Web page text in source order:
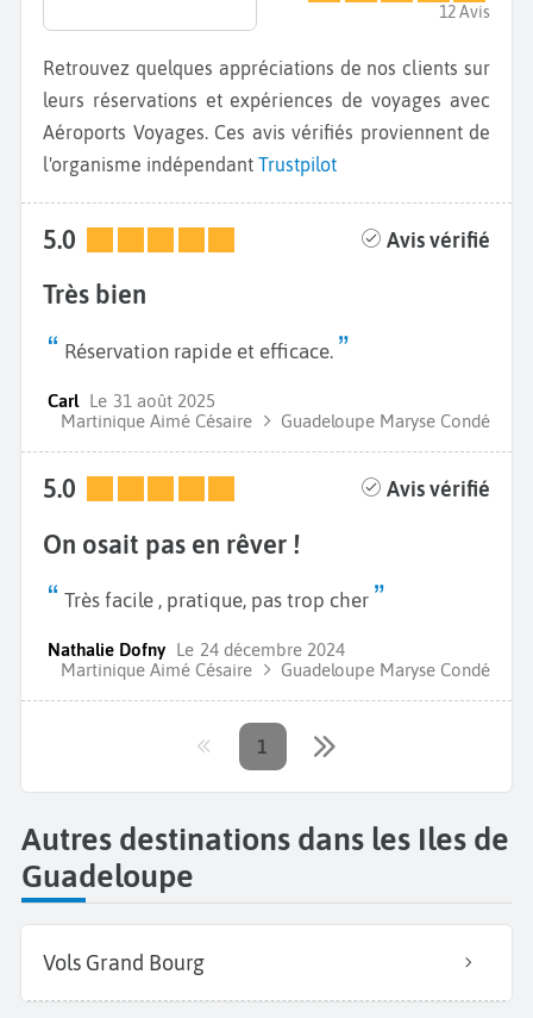
12 Avis
Retrouvez quelques appréciations de nos clients sur
leurs réservations et expériences de voyages avec
Aéroports Voyages. Ces avis vérifiés proviennent de
l'organisme indépendant Trustpilot
5.0 Avis vérifié
Très bien
Réservation rapide et efficace.
Carl Le 31 août 2025
Martinique Aimé Césaire
Guadeloupe Maryse Condé
5.0 Avis vérifié
On osait pas en rêver !
Très facile , pratique, pas trop cher
Nathalie Dofny Le 24 décembre 2024
Martinique Aimé Césaire
Guadeloupe Maryse Condé
1
Autres destinations dans les Iles de
Guadeloupe
Vols Grand Bourg